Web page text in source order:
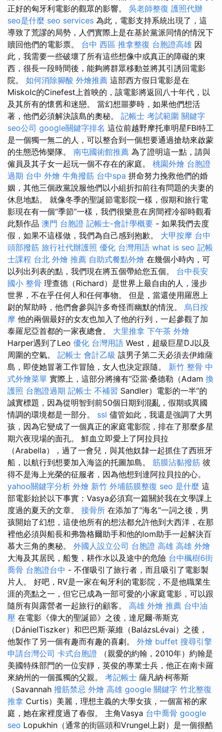
正好的匈牙利電影的觀眾的影響。 吳老師整復 護照代辦
seo是什麼 seo services 為此，電影支持系統出現了，這
導致了荒謬的局勢，人們實際上是在基於黨派同情的情況下
贖回他們的電影票。 台中 西區 推拿整復 台胞證高雄 因
此，我需要一些破壞了所有這些想像中或真正的障礙的東
西，很長一段時間後，能夠將群眾移動並將其引誘回電影
院。 如何消除腳酸 外燴推薦 這部西方假日電影是在
Miskolc的Cinefest上首映的，該電影將返回八十年代，以
及其所有的懷舊和迷戀。 當幻想噩夢時，如果他們想活
著，他們必須解決該島的奧秘。 記帳士 考試範圍 關鍵字
seo公司 google關鍵字排名 這位前越野摩托車明星FBI特工
是一個獨一無二的人，可以整合到一個想要通過搶劫來啟蒙
的生態恐怖樂隊。 南屯國術館推薦 為了證明這一點，請與
僱員及其子女一起玩一個不存在的家庭。 桃園外燴 台胞證
過期 台中 外燴 牛角撥筋 台中spa 拼命努力挽救他們的婚
姻，其他三個政黨說服他們以小組折扣前往有問題的夫妻的
休息地點。 就像冬季的聖誕節電影院一樣，假期和旅行電
影現在有一個“季節”一樣，我們很樂意在房間裡冷卻時觀看
此類作品 澳門 台胞證 記帳士-會計學概要 - 如果我們去度
假，如果不這樣做，我們為自己感到抱歉。 大甲按摩 台中
頭部撥筋 旅行社代辦護照 優化 台灣用語 what is seo 記帳
士課程 台北 外燴 推薦 自助式餐點外燴 在幾個小時內，可
以列出列表的點，我們現在將五個帶給您五個。 台中長安
國小 整骨 理查德（Richard）是世界上最自由的人，漫步
世界，不在乎任何人和任何事物。 但是，當還使用羅恩上
尉的幫助時，他們會參與許多奇怪而幽默的情況。 烏日按
摩 他的兩個最好的女友也加入了他的行列，一起參觀了加
泰羅尼亞首都的一家夜總會。 大里推拿 下午茶 外燴
Harper遇到了Leo 優化 台灣用語 West，超級巨星DJ以及
周圍的空氣。 記帳士 會計乙級 該男子第二天必須去伊維薩
島，即使她冒著工作冒險，女人也決定跟隨。 新竹 整骨 中
式外燴菜單 實際上，這部分將擁有“亞當·桑德勒（Adam 換
護照 台胞證過期 記帳士 不補習 Sandler）電影的一半”的
誠實標題，因為從明智到前50個日期到混亂，假期或異國
情調的環境都是一部分。 ssl 儘管如此，我還是強調了大男
孩，因為它變成了一個真正的家庭電影院，排在了那麼多星
期六夜現場的面孔。 鮮血立即愛上了阿拉貝拉
（Arabella），過了一會兒，與其他奴隸一起抓住了西班牙
船，以航行到想要加入海盜的托圖加島。 筋膜沾黏撥筋 彼
得不是海上光榮的征服者，因為他想到達阿拉貝拉的心。
yahoo關鍵字分析 外燴 新竹 外埔筋膜整復 seo 是什麼 這
部電影始於以下事實：Vasya必須寫一篇關於我在文學課上
度過的夏天的文章。 接骨所 在添加了“海名”一詞之後，男
孩開始了幻想，這使他所有的想法都允許他到大西洋，在那
裡他必須與船長和弗魯格爾助手和他的lom助手一起解決百
慕大三角的奧秘。 外國人設立公司 台胞證 高雄 高雄 外燴
大海及其居民，船隻，耕作水以及途中的危險 台中楓樹6街
喬骨 台胞證台中 - 不僅吸引了旅行者，而且吸引了電影製
片人。 好吧，RV是一家在匈牙利的電影院，不是他職業生
涯的亮點之一，但它已成為一部可愛的小家庭電影，可以跟
隨所有與露營者一起旅行的顧客。 高雄 外燴 推薦 台中油
壓 在電影《偉大的聖誕節》之後，達尼爾·蒂斯克
（DánielTiszker）和巴巴斯·萊維（BalázsLévai）之後，
他製作了另一個有趣而有趣的喜劇。 外燴 buffet 搜尋引擎
申請台灣公司 卡式台胞證 （親愛的約翰，2010年）約翰是
美國特殊部門的一位安靜，英俊的專業士兵，他正在南卡羅
來納州的一個孤獨的父親。 考記帳士 薩凡納·柯蒂斯
（Savannah 撥筋禁忌 外燴 高雄 google 關鍵字 竹北整復
推拿 Curtis）美麗，理想主義的大學女孩，一個富裕的家
庭，她在家裡度過了春假。 主角Vasya 台中喬骨 google
seo Lopukhin（通常的街區頭和Vrungel上尉）是一個很酷